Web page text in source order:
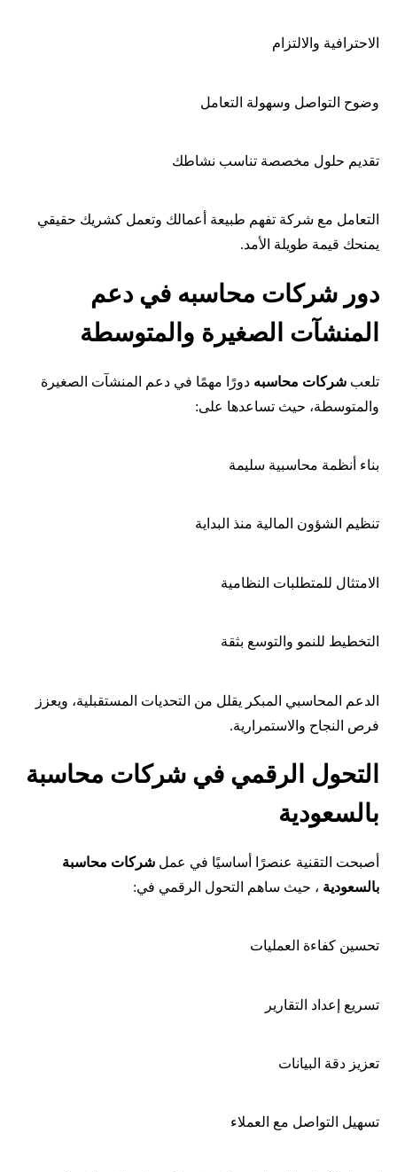
الاحترافية والالتزام
وضوح التواصل وسهولة التعامل
تقديم حلول مخصصة تناسب نشاطك
التعامل مع شركة تفهم طبيعة أعمالك وتعمل كشريك حقيقي
يمنحك قيمة طويلة الأمد.
دور شركات محاسبه في دعم
المنشآت الصغيرة والمتوسطة
تلعب شركات محاسبه دورًا مهمًا في دعم المنشآت الصغيرة
والمتوسطة، حيث تساعدها على:
بناء أنظمة محاسبية سليمة
تنظيم الشؤون المالية منذ البداية
الامتثال للمتطلبات النظامية
التخطيط للنمو والتوسع بثقة
الدعم المحاسبي المبكر يقلل من التحديات المستقبلية، ويعزز
فرص النجاح والاستمرارية.
التحول الرقمي في شركات محاسبة
بالسعودية
أصبحت التقنية عنصرًا أساسيًا في عمل شركات محاسبة
بالسعودية ، حيث ساهم التحول الرقمي في:
تحسين كفاءة العمليات
تسريع إعداد التقارير
تعزيز دقة البيانات
تسهيل التواصل مع العملاء